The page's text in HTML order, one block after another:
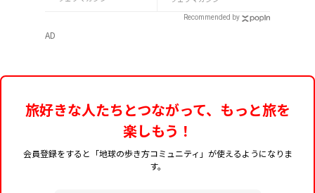
まで紹介Recommended by
AD
旅好きな人たちとつながって、もっと旅を
楽しもう！
会員登録をすると「地球の歩き方コミュニティ」が使えるようになりま
す。